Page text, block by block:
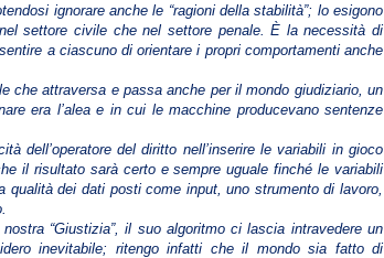
ignorare anche le “ragioni della stabilità”; lo esigono
settore civile che nel settore penale. È la necessità di
a ciascuno di orientare i propri comportamenti anche
che attraversa e passa anche per il mondo giudiziario, un
era l’alea e in cui le macchine producevano sentenze
dell’operatore del diritto nell’inserire le variabili in gioco
il risultato sarà certo e sempre uguale finché le variabili
dei dati posti come input, uno strumento di lavoro,
“Giustizia”, il suo algoritmo ci lascia intravedere un
inevitabile; ritengo infatti che il mondo sia fatto di